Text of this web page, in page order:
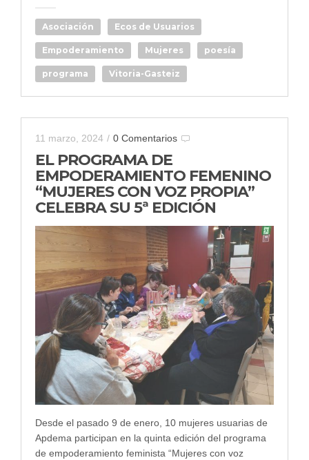
Asociación Ecos de Usuarios
Empoderamiento Mujeres poesía
programa Vitoria-Gasteiz
11 marzo, 2024 / 0 Comentarios
EL PROGRAMA DE
EMPODERAMIENTO FEMENINO
“MUJERES CON VOZ PROPIA”
CELEBRA SU 5ª EDICIÓN
Desde el pasado 9 de enero, 10 mujeres usuarias de
Apdema participan en la quinta edición del programa
de empoderamiento feminista “Mujeres con voz